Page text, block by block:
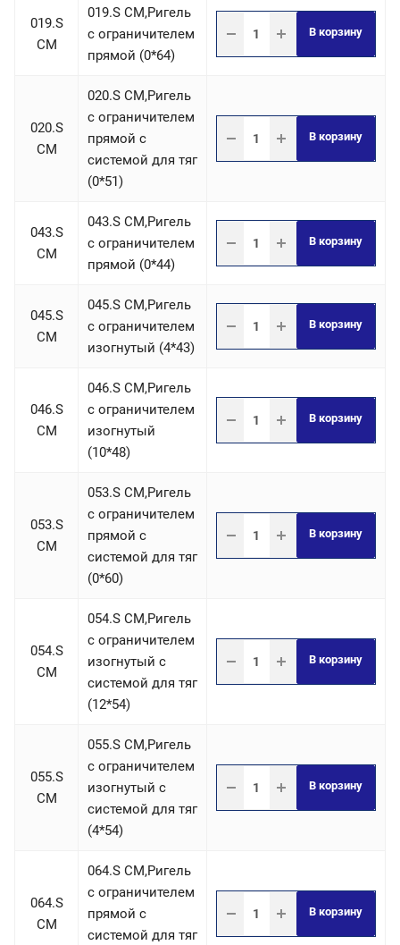
019.S
СM
019.S СM,Ригель
c ограничителем
прямой (0*64)
В корзину
020.S
СM
020.S СM,Ригель
c ограничителем
прямой с
системой для тяг
(0*51)
В корзину
043.S
СM
043.S СM,Ригель
c ограничителем
прямой (0*44)
В корзину
045.S
СM
045.S СM,Ригель
c ограничителем
изогнутый (4*43)
В корзину
046.S
СM
046.S СM,Ригель
c ограничителем
изогнутый
(10*48)
В корзину
053.S
СM
053.S СM,Ригель
c ограничителем
прямой с
системой для тяг
(0*60)
В корзину
054.S
СM
054.S СM,Ригель
c ограничителем
изогнутый с
системой для тяг
(12*54)
В корзину
055.S
СM
055.S СM,Ригель
c ограничителем
изогнутый с
системой для тяг
(4*54)
В корзину
064.S
СM
064.S СM,Ригель
c ограничителем
прямой с
системой для тяг
В корзину